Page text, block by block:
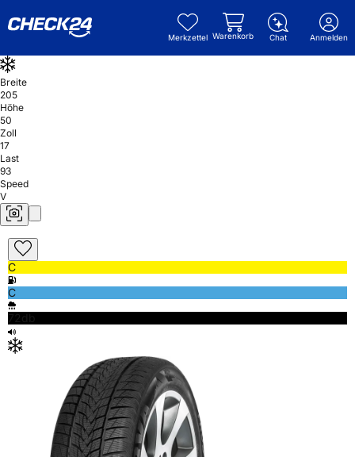
Merkzettel Warenkorb Chat Anmelden
Breite
205
Höhe
50
Zoll
17
Last
93
Speed
V
C
C
72db